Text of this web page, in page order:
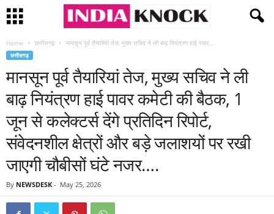
Home छत्तीसगढ़ मानसून पूर्व तैयारियां तेज, मुख्य सचिव ने ली बाढ़ नियंत्रण हाई पावर...
छत्तीसगढ़
मानसून पूर्व तैयारियां तेज, मुख्य सचिव ने ली
बाढ़ नियंत्रण हाई पावर कमेटी की बैठक, 1
जून से कलेक्टर्स देंगे प्रतिदिन रिपोर्ट,
संवेदनशील क्षेत्रों और बड़े जलाशयों पर रखी
जाएगी चौबीसों घंटे नजर….
By NEWSDESK - May 25, 2026